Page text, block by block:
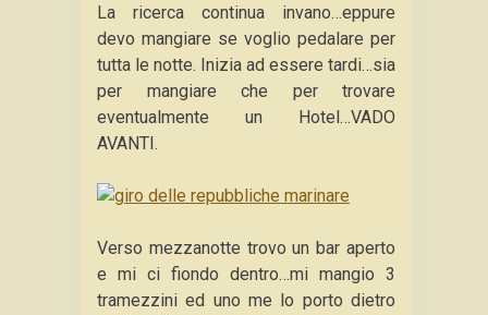
La ricerca continua invano…eppure
devo mangiare se voglio pedalare per
tutta le notte. Inizia ad essere tardi…sia
per mangiare che per trovare
eventualmente un Hotel…VADO
AVANTI.
Verso mezzanotte trovo un bar aperto
e mi ci fiondo dentro…mi mangio 3
tramezzini ed uno me lo porto dietro